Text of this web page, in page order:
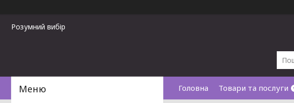
Розумний вибір
Головна Товари та послуги